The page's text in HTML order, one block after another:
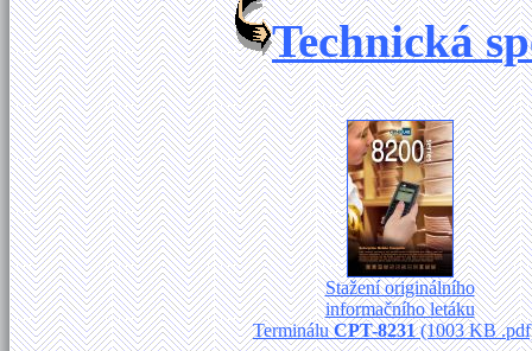
Technická
Stažení originálního
informačního letáku
TermináluCPT-8231(1003 KB